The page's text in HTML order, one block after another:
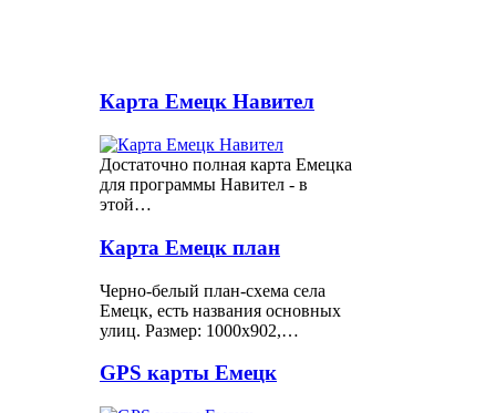
Карта Емецк Навител
Достаточно полная карта Емецка
для программы Навител - в
этой…
Карта Емецк план
Черно-белый план-схема села
Емецк, есть названия основных
улиц. Размер: 1000х902,…
GPS карты Емецк